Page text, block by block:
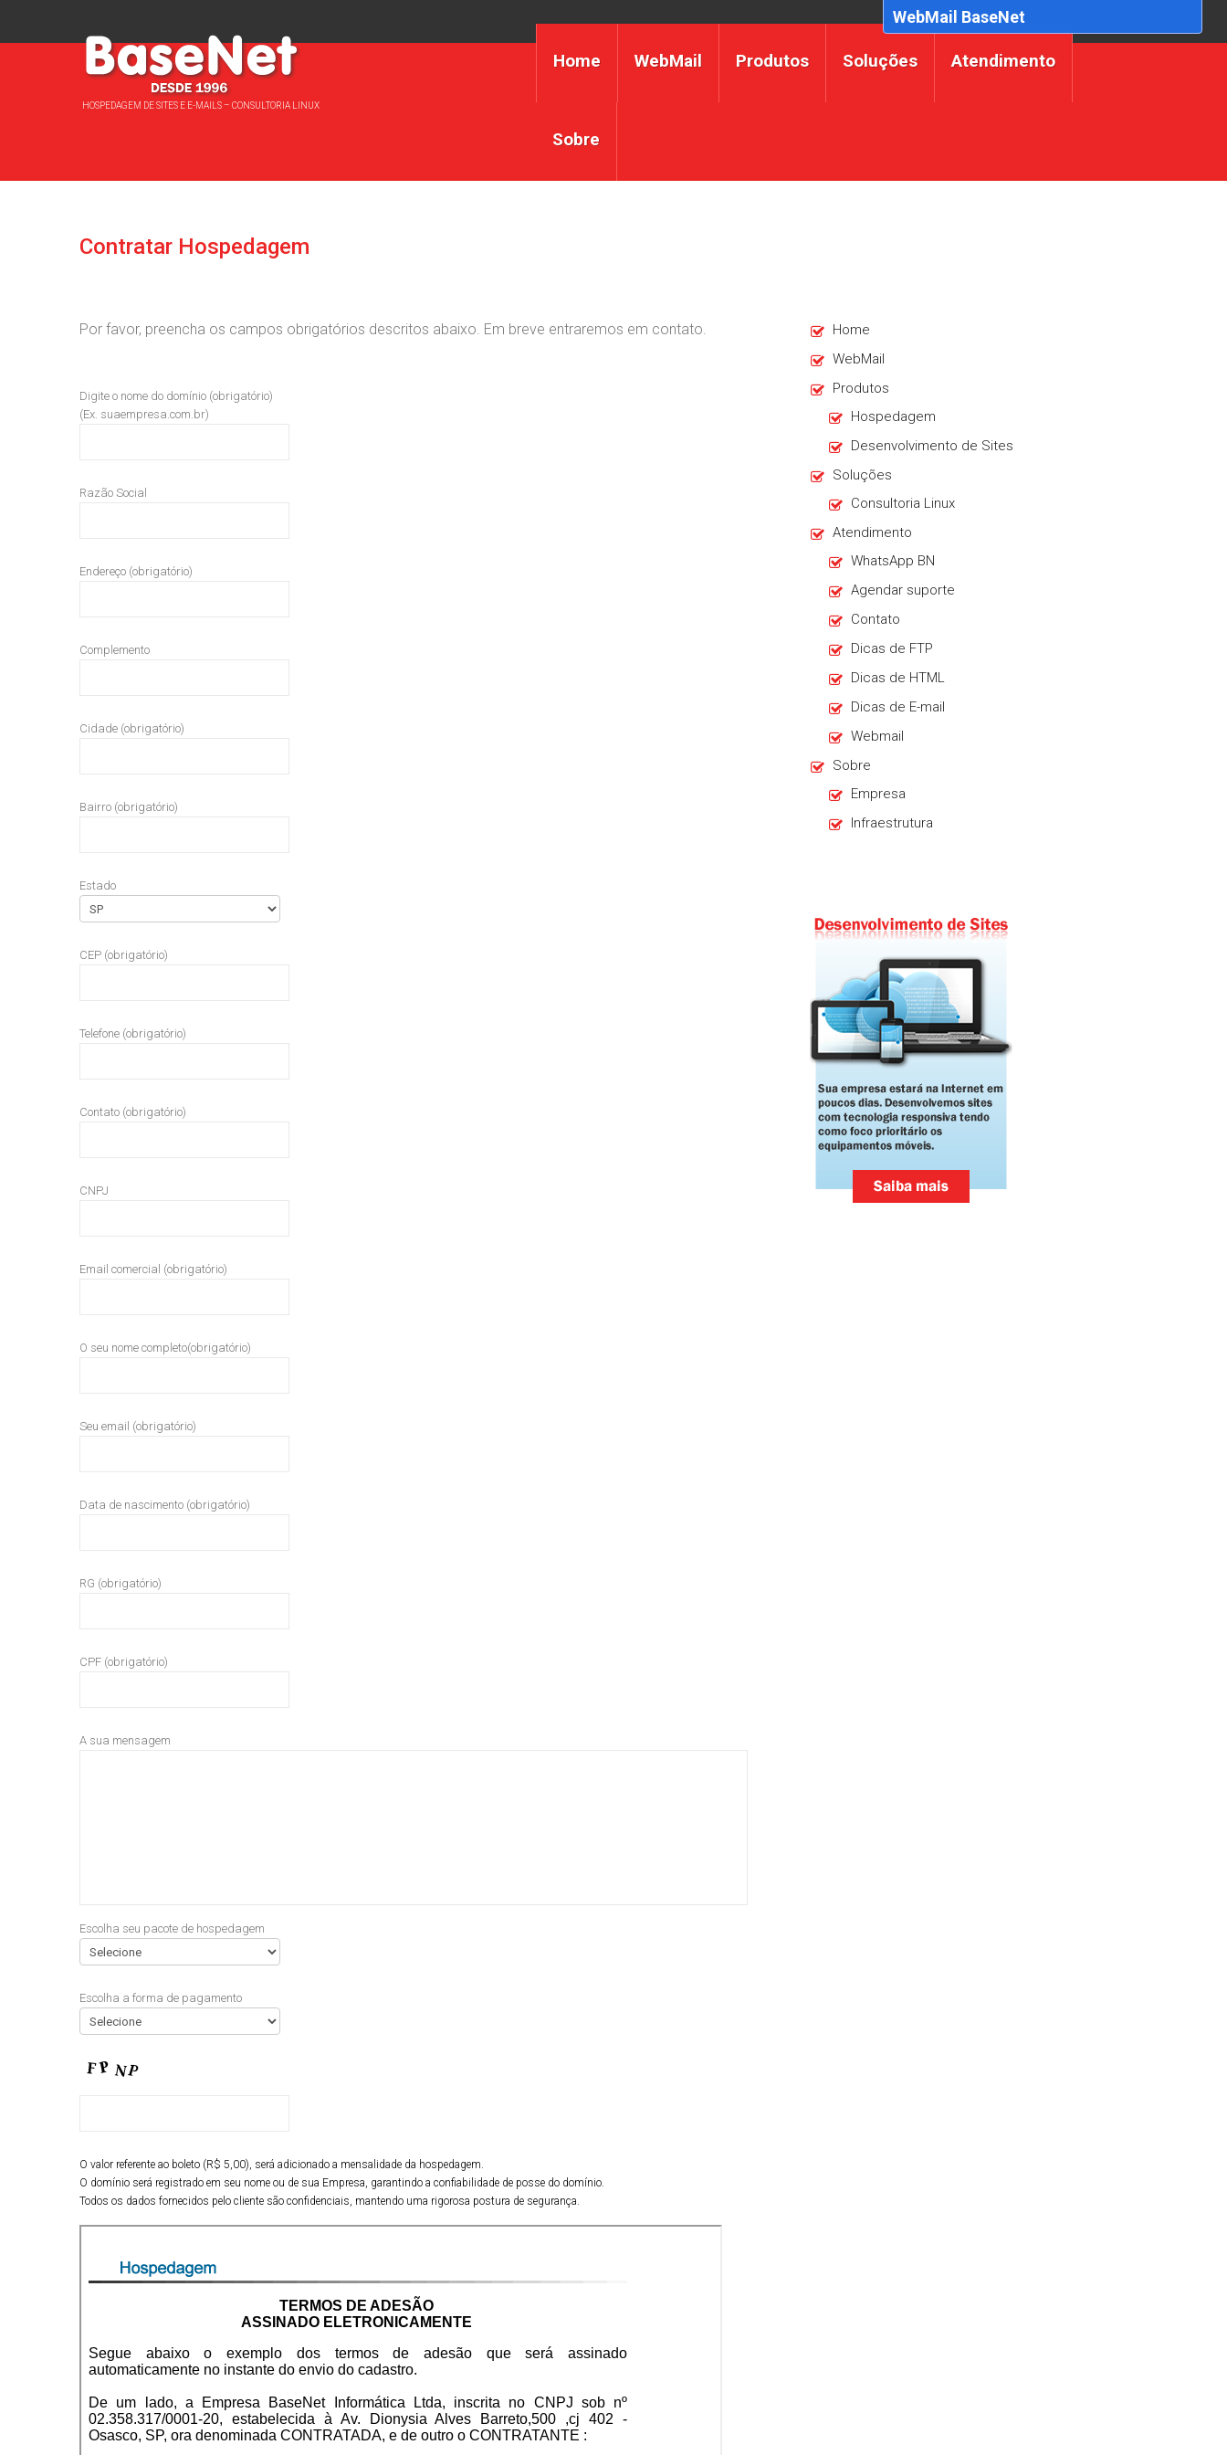
HOSPEDAGEM DE SITES E E-MAILS – CONSULTORIA LINUX
Home WebMail Produtos Soluções Atendimento
Sobre
Contratar Hospedagem
Por favor, preencha os campos obrigatórios descritos abaixo. Em breve entraremos em contato.
Digite o nome do domínio (obrigatório)
(Ex. suaempresa.com.br)
Razão Social
Endereço (obrigatório)
Complemento
Cidade (obrigatório)
Bairro (obrigatório)
Estado
CEP (obrigatório)
Telefone (obrigatório)
Contato (obrigatório)
CNPJ
Email comercial (obrigatório)
O seu nome completo(obrigatório)
Seu email (obrigatório)
Data de nascimento (obrigatório)
RG (obrigatório)
CPF (obrigatório)
A sua mensagem
Escolha seu pacote de hospedagem
Escolha a forma de pagamento
O valor referente ao boleto (R$ 5,00), será adicionado a mensalidade da hospedagem.
O domínio será registrado em seu nome ou de sua Empresa, garantindo a confiabilidade de posse do domínio.
Todos os dados fornecidos pelo cliente são confidenciais, mantendo uma rigorosa postura de segurança.
Home
WebMail
Produtos
Hospedagem
Desenvolvimento de Sites
Soluções
Consultoria Linux
Atendimento
WhatsApp BN
Agendar suporte
Contato
Dicas de FTP
Dicas de HTML
Dicas de E-mail
Webmail
Sobre
Empresa
Infraestrutura
WebMail BaseNet